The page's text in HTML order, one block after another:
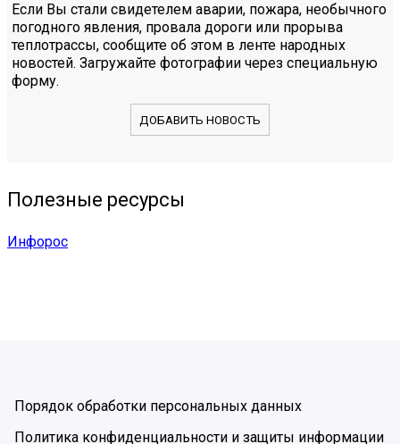
Если Вы стали свидетелем аварии, пожара, необычного
погодного явления, провала дороги или прорыва
теплотрассы, сообщите об этом в ленте народных
новостей. Загружайте фотографии через специальную
форму.
ДОБАВИТЬ НОВОСТЬ
Полезные ресурсы
Инфорос
Порядок обработки персональных данных
Политика конфиденциальности и защиты информации